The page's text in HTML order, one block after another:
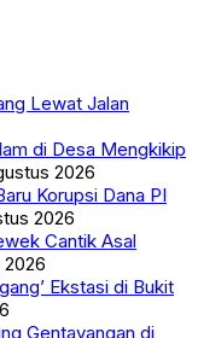
Lewat Jalan
di Desa Mengkikip
2026
Korupsi Dana PI
2026
Cantik Asal
Ekstasi di Bukit
Gentayangan di